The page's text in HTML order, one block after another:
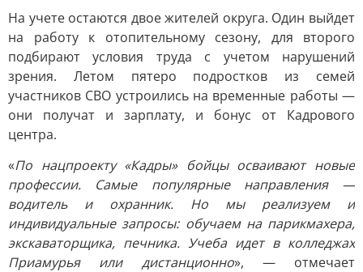
На учете остаются двое жителей округа. Один выйдет
на работу к отопительному сезону, для второго
подбирают условия труда с учетом нарушений
зрения. Летом пятеро подростков из семей
участников СВО устроились на временные работы —
они получат и зарплату, и бонус от Кадрового
центра.
«По нацпроекту «Кадры» бойцы осваивают новые
профессии. Самые популярные направления —
водитель и охранник. Но мы реализуем и
индивидуальные запросы: обучаем на парикмахера,
экскаваторщика, печника. Учеба идет в колледжах
Приамурья или дистанционно», — отмечает